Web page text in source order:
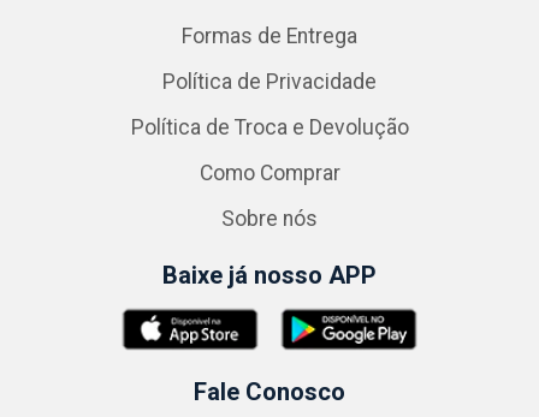
Formas de Entrega
Política de Privacidade
Política de Troca e Devolução
Como Comprar
Sobre nós
Baixe já nosso APP
Fale Conosco